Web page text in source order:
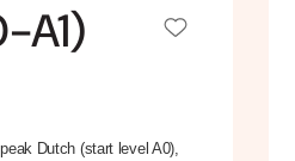
A1)
Dutch (start level A0),